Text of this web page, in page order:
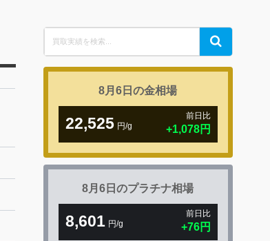
Search
for:
Search
8月6日の金相場
22,525 円/g
前日比
+1,078円
8月6日のプラチナ相場
8,601 円/g
前日比
+76円